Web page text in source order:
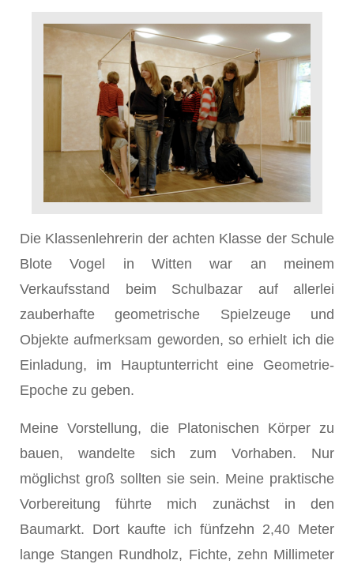
Die Klassenlehrerin der achten Klasse der Schule
Blote Vogel in Witten war an meinem
Verkaufsstand beim Schulbazar auf allerlei
zauberhafte geometrische Spielzeuge und
Objekte aufmerksam geworden, so erhielt ich die
Einladung, im Hauptunterricht eine Geometrie-
Epoche zu geben.
Meine Vorstellung, die Platonischen Körper zu
bauen, wandelte sich zum Vorhaben. Nur
möglichst groß sollten sie sein. Meine praktische
Vorbereitung führte mich zunächst in den
Baumarkt. Dort kaufte ich fünfzehn 2,40 Meter
lange Stangen Rundholz, Fichte, zehn Millimeter